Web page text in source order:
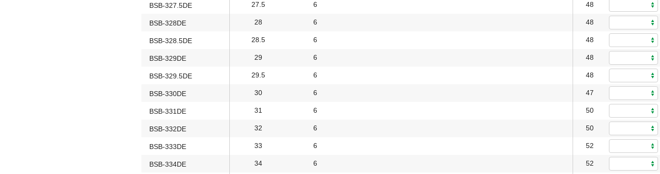
BSB-327.5DE 27.5 6 48
BSB-328DE 28 6 48
BSB-328.5DE 28.5 6 48
BSB-329DE 29 6 48
BSB-329.5DE 29.5 6 48
BSB-330DE 30 6 47
BSB-331DE 31 6 50
BSB-332DE 32 6 50
BSB-333DE 33 6 52
BSB-334DE 34 6 52